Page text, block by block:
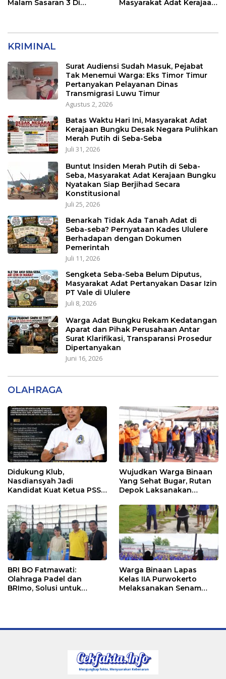
Malam Sasaran 3 Di
Masyarakat Adat Kerajaan
KRIMINAL
Surat Audiensi Sudah Masuk, Pejabat
Tak Menemui Warga: Eks Timor Timur
Pertanyakan Pelayanan Dinas
Transmigrasi Luwu Timur
Agustus 2, 2026
Batas Waktu Hari Ini, Masyarakat Adat
Kerajaan Bungku Desak Negara Pulihkan
Merah Putih di Seba-Seba
Juli 31, 2026
Buntut Insiden Merah Putih di Seba-
Seba, Masyarakat Adat Kerajaan Bungku
Nyatakan Siap Berjihad Secara
Konstitusional
Juli 25, 2026
Benarkah Tidak Ada Tanah Adat di
Seba-seba? Pernyataan Kades Ululere
Berhadapan dengan Dokumen
Pemerintah
Juli 11, 2026
Sengketa Seba-Seba Belum Diputus,
Masyarakat Adat Pertanyakan Dasar Izin
PT Vale di Ululere
Juli 8, 2026
Warga Adat Bungku Rekam Kedatangan
Aparat dan Pihak Perusahaan Antar
Surat Klarifikasi, Transparansi Prosedur
Dipertanyakan
Juni 16, 2026
OLAHRAGA
Didukung Klub,
Nasdiansyah Jadi
Kandidat Kuat Ketua PSSI
Wujudkan Warga Binaan
Yang Sehat Bugar, Rutan
Depok Laksanakan
BRI BO Fatmawati:
Olahraga Padel dan
BRImo, Solusi untuk
Warga Binaan Lapas
Kelas IIA Purwokerto
Melaksanakan Senam